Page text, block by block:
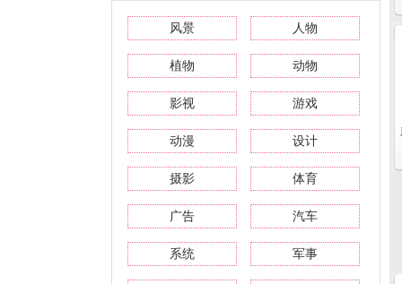
风景 人物
植物 动物
影视 游戏
动漫 设计
摄影 体育
广告 汽车
系统 军事